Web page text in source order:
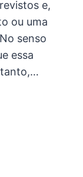
e,
ou uma
senso
essa